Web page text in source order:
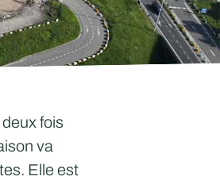
fois
va
Elle est